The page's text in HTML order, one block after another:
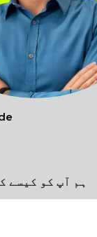
ہم آپ کو کیسے